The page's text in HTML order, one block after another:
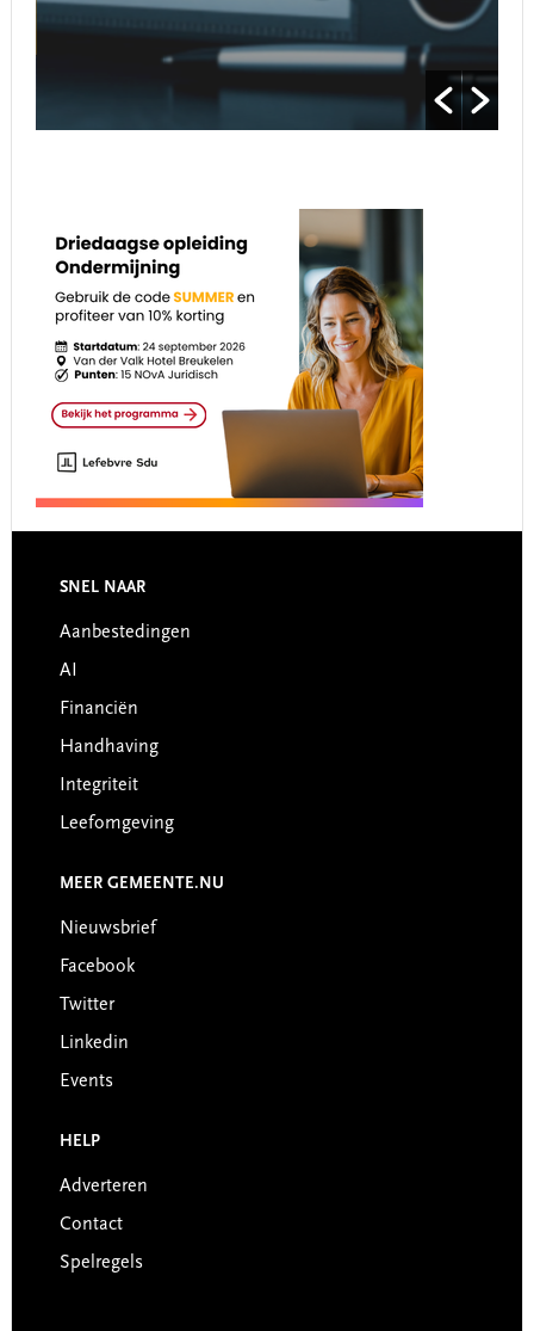
Footer
SNEL NAAR
Aanbestedingen
AI
Financiën
Handhaving
Integriteit
Leefomgeving
MEER GEMEENTE.NU
Nieuwsbrief
Facebook
Twitter
Linkedin
Events
HELP
Adverteren
Contact
Spelregels